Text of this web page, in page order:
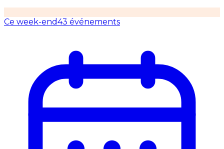
Ce week-end43 événements